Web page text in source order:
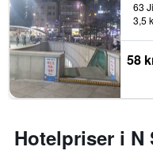
3,5
58
Hotelpriser i N